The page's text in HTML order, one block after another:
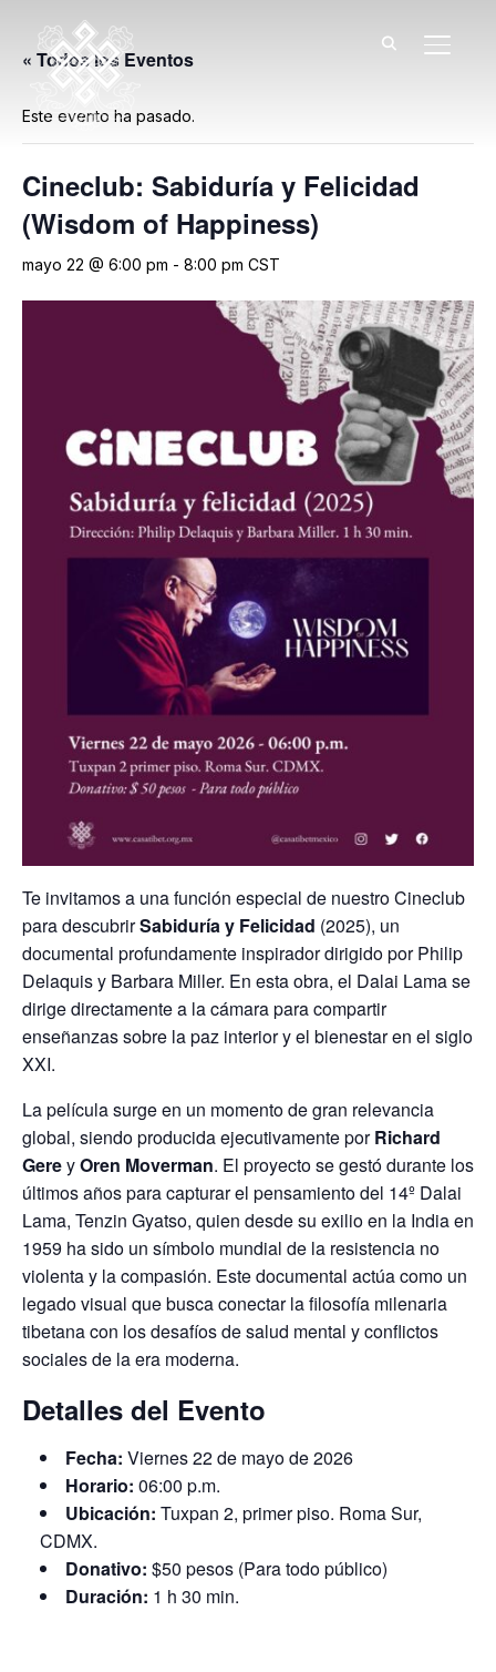
« Todos los Eventos
Este evento ha pasado.
Cineclub: Sabiduría y Felicidad
(Wisdom of Happiness)
mayo 22 @ 6:00 pm - 8:00 pm CST
Te invitamos a una función especial de nuestro Cineclub
para descubrirSabiduría y Felicidad (2025), un
documental profundamente inspirador dirigido por Philip
Delaquis y Barbara Miller. En esta obra, el Dalai Lama se
dirige directamente a la cámara para compartir
enseñanzas sobre la paz interior y el bienestar en el siglo
XXI.
La película surge en un momento de gran relevancia
global, siendo producida ejecutivamente porRichard
GereyOren Moverman. El proyecto se gestó durante los
últimos años para capturar el pensamiento del 14º Dalai
Lama, Tenzin Gyatso, quien desde su exilio en la India en
1959 ha sido un símbolo mundial de la resistencia no
violenta y la compasión. Este documental actúa como un
legado visual que busca conectar la filosofía milenaria
tibetana con los desafíos de salud mental y conflictos
sociales de la era moderna.
Detalles del Evento
Fecha: Viernes 22 de mayo de 2026
Horario: 06:00 p.m.
Ubicación: Tuxpan 2, primer piso. Roma Sur,
CDMX.
Donativo: $50 pesos (Para todo público)
Duración: 1 h 30 min.